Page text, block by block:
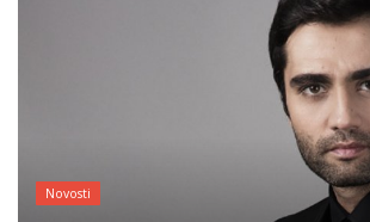
Novosti